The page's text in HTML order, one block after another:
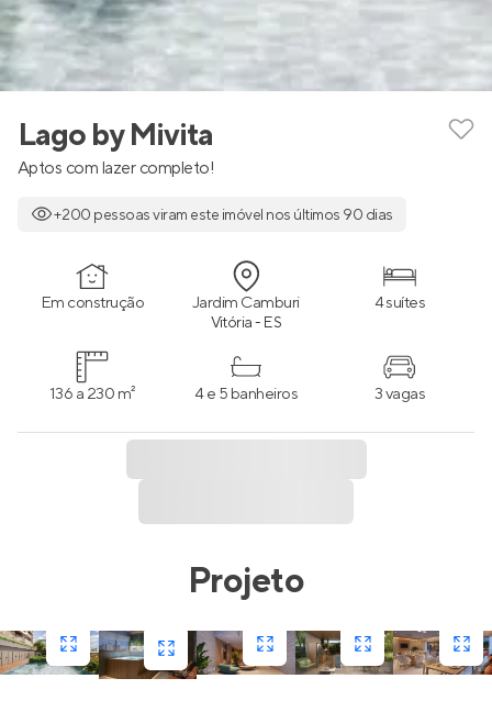
Lago by Mivita
Aptos com lazer completo!
+200 pessoas viram este imóvel nos últimos 90 dias
Em construção Jardim Camburi
Vitória - ES
4 suítes
136 a 230 m² 4 e 5 banheiros 3 vagas
Projeto